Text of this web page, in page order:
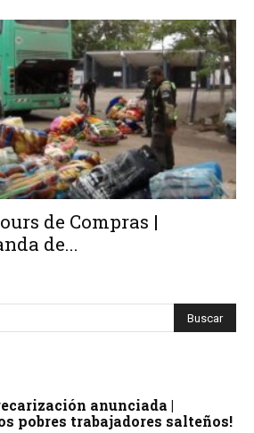
de Compras |
de...
anunciada |
pobres trabajadores salteños!